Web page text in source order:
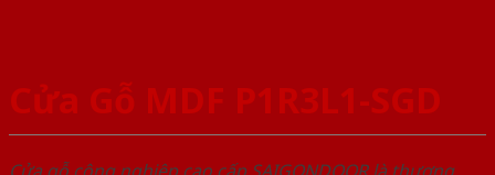
Cửa Gỗ MDF P1R3L1-SGD